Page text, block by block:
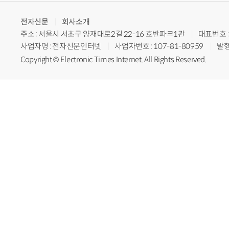
전자신문
회사소개
주소 : 서울시 서초구 양재대로2길 22-16 호반파크1관
대표번
사업자명 : 전자신문인터넷
사업자번호 : 107-81-80959
발
Copyright © Electronic Times Internet. All Rights Reserved.